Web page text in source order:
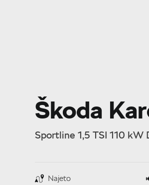
Škoda
Sportline 1,5 TSI 110 kW
Najeto